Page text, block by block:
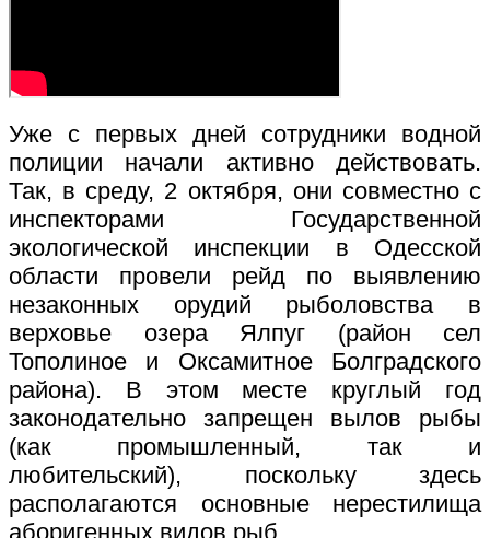
Уже с первых дней сотрудники водной
полиции начали активно действовать.
Так, в среду, 2 октября, они совместно с
инспекторами Государственной
экологической инспекции в Одесской
области провели рейд по выявлению
незаконных орудий рыболовства в
верховье озера Ялпуг (район сел
Тополиное и Оксамитное Болградского
района). В этом месте круглый год
законодательно запрещен вылов рыбы
(как промышленный, так и
любительский), поскольку здесь
располагаются основные нерестилища
аборигенных видов рыб.